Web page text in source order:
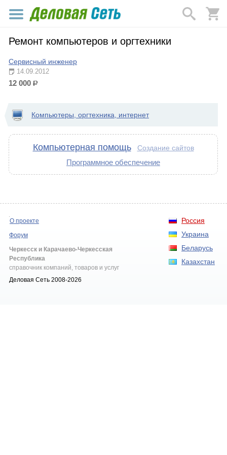
Ремонт компьютеров и оргтехники
Сервисный инженер
14.09.2012
12 000 р.
Компьютеры, оргтехника, интернет
Компьютерная помощь Создание сайтов
Программное обеспечение
Россия
Украина
Беларусь
Казахстан
О проекте
Форум
Черкесск и Карачаево-Черкесская
Республика
справочник компаний, товаров и услуг
Деловая Сеть 2008-2026